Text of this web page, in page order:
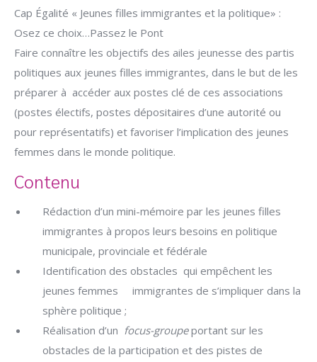
Cap Égalité « Jeunes filles immigrantes et la politique» :
Osez ce choix…Passez le Pont
Faire connaître les objectifs des ailes jeunesse des partis
politiques aux jeunes filles immigrantes, dans le but de les
préparer à accéder aux postes clé de ces associations
(postes électifs, postes dépositaires d’une autorité ou
pour représentatifs) et favoriser l’implication des jeunes
femmes dans le monde politique.
Contenu
Rédaction d’un mini-mémoire par les jeunes filles
immigrantes à propos leurs besoins en politique
municipale, provinciale et fédérale
Identification des obstacles qui empêchent les
jeunes femmes immigrantes de s’impliquer dans la
sphère politique ;
Réalisation d’un focus-groupeportant sur les
obstacles de la participation et des pistes de